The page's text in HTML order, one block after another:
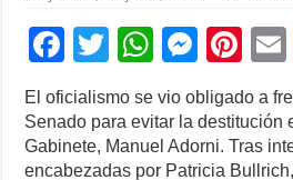
F
a
c
e
T
tt
er
W
h
at
s
M
e
ss
e
Pi
nt
er
e
El oficialismo se vio obligado a
Senado para evitar la destitución
Gabinete, Manuel Adorni. Tras
encabezadas por Patricia